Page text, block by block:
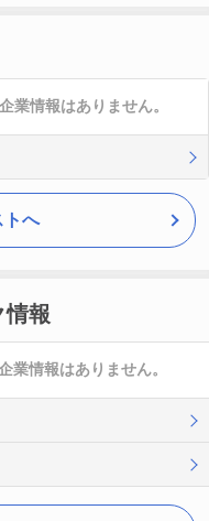
業情報はありません。
トへ
情報
業情報はありません。